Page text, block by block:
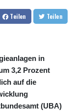
Teilen Teilen
in
3,2 Prozent
auf die
(UBA)